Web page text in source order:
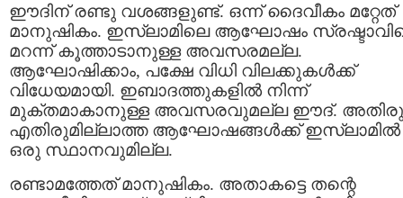
ഈദിന്‌ രണ്ടു വശങ്ങളുണ്ട്‌. ഒന്ന്‌ ദൈവീകം മറ്റേത്‌
മാനുഷികം. ഇസ്ലാമിലെ ആഘോഷം
മറന്ന്‌ കൂത്താടാനുള്ള അവസരമല്ല.
ആഘോഷിക്കാം, പക്ഷേ വിധി വിലക്കുകള്‍ക്ക്‌
വിധേയമായി. ഇബാദത്തുകളില്‍ നിന്ന്‌
മുക്തമാകാനുള്ള അവസരവുമല്ല ഈദ്‌.
എതിരുമില്ലാത്ത ആഘോഷങ്ങള്‍ക്ക്‌ ഇസ്ലാമില്‍
ഒരു സ്ഥാനവുമില്ല.
രണ്ടാമത്തേത്‌ മാനുഷികം. അതാകട്ടെ തന്റെ